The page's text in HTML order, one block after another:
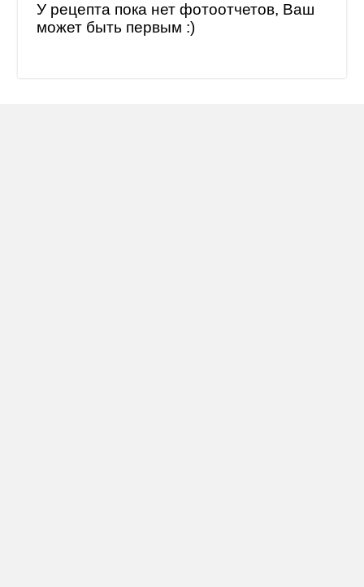
У рецепта пока нет фотоотчетов, Ваш
может быть первым :)